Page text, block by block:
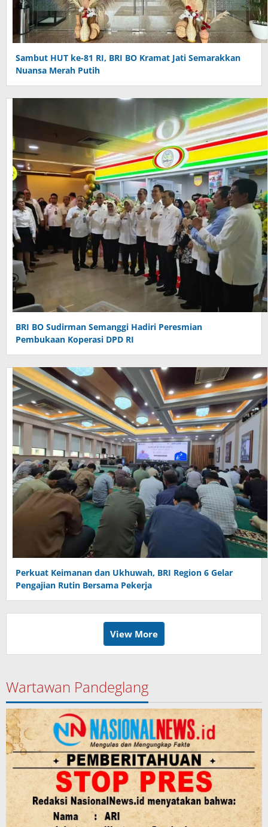
Sambut HUT ke-81 RI, BRI BO Kramat Jati Semarakkan
Nuansa Merah Putih
BRI BO Sudirman Semanggi Hadiri Peresmian
Pembukaan Koperasi DPD RI
Perkuat Keimanan dan Ukhuwah, BRI Region 6 Gelar
Pengajian Rutin Bersama Pekerja
View More
Wartawan Pandeglang